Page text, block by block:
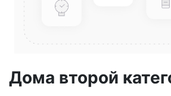
Дома второй